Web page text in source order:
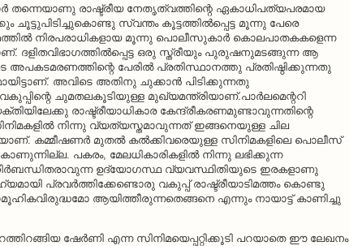
തന്നെയാണു രാഷ്ട്രീയ നേതൃത്വത്തിന്റെ ഏകാധിപത്യപരമായ
സ്വന്തം കൂട്ടത്തില്‍പ്പെട്ട മൂന്നു പേരെ
നിരപരാധികളായ മൂന്നു പൊലീസുകാര്‍ കൊലപാതകകളെന്ന
ദളിതവിഭാഗത്തില്‍പ്പെട്ട ഒരു സ്ത്രീയും പുരുഷനുമടങ്ങുന്ന ആ
അപകടമരണത്തിന്റെ പേരില്‍ പ്രതിസ്ഥാനത്തു പ്രതിഷ്ഠിക്കുന്നതു
അവിടെ അതിനു ചുക്കാന്‍ പിടിക്കുന്നതു
ചുമതലകൂടിയുള്ള മുഖ്യമന്ത്രിയാണ്.പാര്‍ലമെന്ററി
രാഷ്ട്രീയാധികാര കേന്ദ്രീകരണമുണ്ടാവുന്നതിന്റെ
നിന്നു വ്യത്യസ്തമാവുന്നത് ഇങ്ങനെയുള്ള ചില
കമ്മീഷണര്‍ മുതല്‍ കല്‍ക്കിവരെയുള്ള സിനിമകളിലെ പൊലീസ്
പകരം, മേലധികാരികളില്‍ നിന്നു ലഭിക്കുന്ന
ഉദ്യോഗസ്ഥ വ്യവസ്ഥിതിയുടെ ഇരകളാണു
പ്രവര്‍ത്തിക്കേണ്ടൊരു വകുപ്പ് രാഷ്ട്രീയാടിമത്തം കൊണ്ടു
ആയിത്തീരുന്നതെങ്ങനെ എന്നും നായാട്ട് കാണിച്ചു
ഷേര്‍ണി എന്ന സിനിമയെപ്പറ്റിക്കൂടി പറയാതെ ഈ ലേഖനം